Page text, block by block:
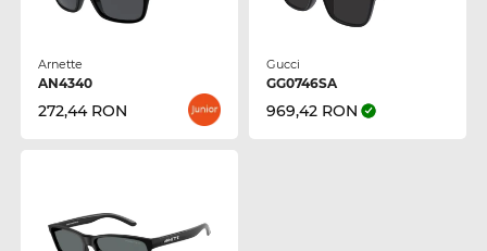
Arnette
AN4340
272,44 RON
Gucci
GG0746SA
969,42 RON